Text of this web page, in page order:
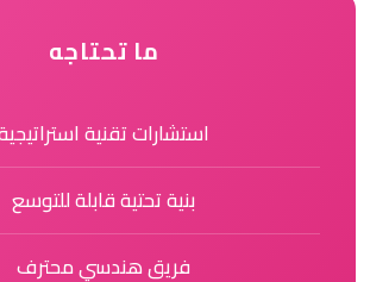
ما تحتاجه
استشارات تقنية
بنية تحتية قابلة للتوسع
فريق هندسي محترف